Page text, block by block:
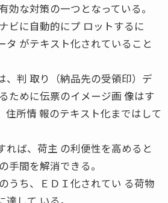
効な対策の一つとなっている。
ビに自動的にプ ロットするに
タ がテキスト化されていること
、判 取り（納品先の受領印）デ
ために伝票のイメージ画 像はす
住所情 報のテキスト化まではして
れば、荷主 の利便性を高めると
手間を解消できる。
うち、ＥＤＩ化されてい る荷物